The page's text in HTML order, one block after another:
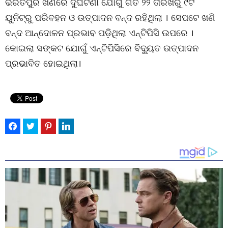
ୟୁନିଟ୍‌ରୁ ପରିବହନ ଓ ଉତ୍ପାଦନ ବନ୍ଦ ରହିଥିଲା । ସେପଟେ ଖଣି
ବନ୍ଦ ଆନ୍ଦୋଳନ ପ୍ରଭାବ ପଡ଼ିଥିଲା ଏନ୍‌ଟିପିସି ଉପରେ ।
କୋଇଲା ସଙ୍କଟ ଯୋଗୁଁ ଏନ୍‌ଟିପିସିରେ ବିଦ୍ୟୁତ ଉତ୍ପାଦନ
ପ୍ରଭାବିତ ହୋଇଥିଲା।